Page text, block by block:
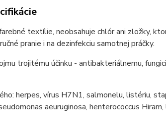
textílie, neobsahuje chlór ani zložky,
pranie i na dezinfekciu samotnej práčky.
trojitému účinku - antibakteriálnemu,
herpes, vírus H7N1, salmonelu, listériu,
aeuruginosa, henterococcus